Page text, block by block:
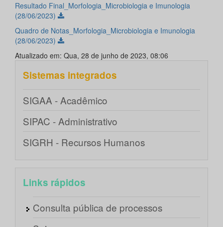
Resultado Final_Morfologia_Microbiologia e Imunologia
(28/06/2023)
Quadro de Notas_Morfologia_Microbiologia e Imunologia
(28/06/2023)
Atualizado em: Qua, 28 de junho de 2023, 08:06
Sistemas integrados
SIGAA - Acadêmico
SIPAC - Administrativo
SIGRH - Recursos Humanos
Links rápidos
Consulta pública de processos